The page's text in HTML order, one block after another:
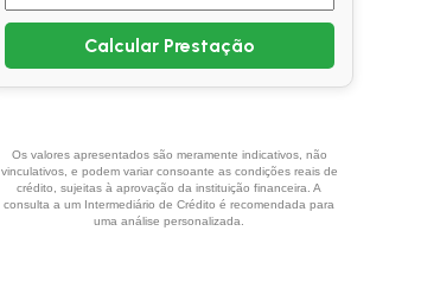
Calcular Prestação
Os valores apresentados são meramente indicativos, não
vinculativos, e podem variar consoante as condições reais de
crédito, sujeitas à aprovação da instituição financeira. A
consulta a um Intermediário de Crédito é recomendada para
uma análise personalizada.